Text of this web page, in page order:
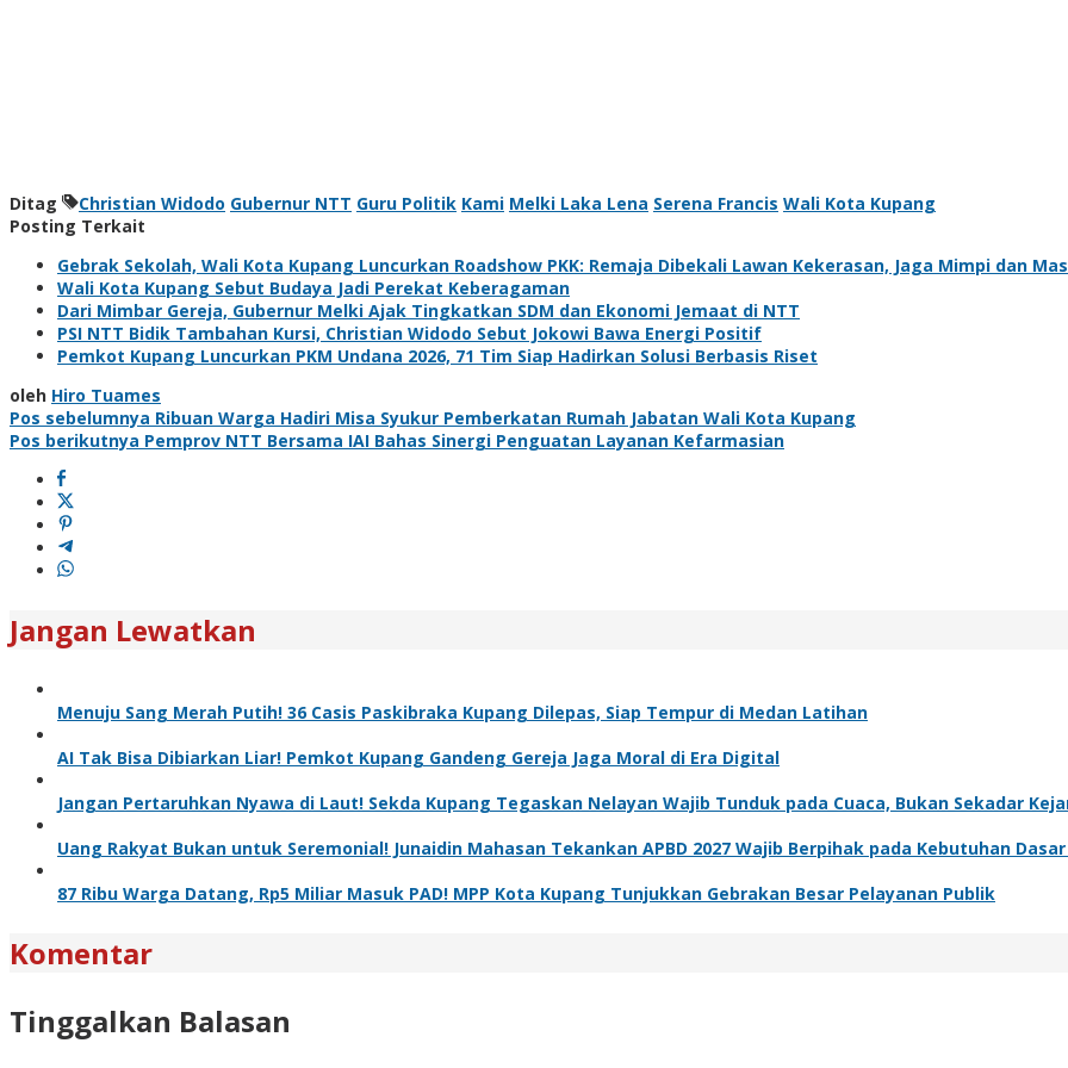
Ditag Christian Widodo Gubernur NTT Guru Politik Kami Melki Laka Lena Serena Francis Wali Kota Kupang
Posting Terkait
Gebrak Sekolah, Wali Kota Kupang Luncurkan Roadshow PKK: Remaja Dibekali Lawan Kekerasan, Jaga Mimpi dan
Wali Kota Kupang Sebut Budaya Jadi Perekat Keberagaman
Dari Mimbar Gereja, Gubernur Melki Ajak Tingkatkan SDM dan Ekonomi Jemaat di NTT
PSI NTT Bidik Tambahan Kursi, Christian Widodo Sebut Jokowi Bawa Energi Positif
Pemkot Kupang Luncurkan PKM Undana 2026, 71 Tim Siap Hadirkan Solusi Berbasis Riset
oleh Hiro Tuames
Navigasi
pos
Pos sebelumnya Ribuan Warga Hadiri Misa Syukur Pemberkatan Rumah Jabatan Wali Kota Kupang
Pos berikutnya Pemprov NTT Bersama IAI Bahas Sinergi Penguatan Layanan Kefarmasian
Jangan Lewatkan
Menuju Sang Merah Putih! 36 Casis Paskibraka Kupang Dilepas, Siap Tempur di Medan Latihan
AI Tak Bisa Dibiarkan Liar! Pemkot Kupang Gandeng Gereja Jaga Moral di Era Digital
Jangan Pertaruhkan Nyawa di Laut! Sekda Kupang Tegaskan Nelayan Wajib Tunduk pada Cuaca, Bukan Sekadar
Uang Rakyat Bukan untuk Seremonial! Junaidin Mahasan Tekankan APBD 2027 Wajib Berpihak pada Kebutuhan
87 Ribu Warga Datang, Rp5 Miliar Masuk PAD! MPP Kota Kupang Tunjukkan Gebrakan Besar Pelayanan Publik
Komentar
Tinggalkan Balasan